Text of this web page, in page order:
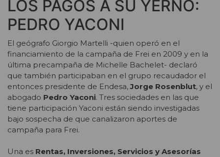
LOS PAGOS A SU YERNO:
PEDRO YACONI
El geógrafo Giorgio Martelli -quien operó en el
financiamiento de la campaña de Frei en 2009 y en la
última precampaña de Michelle Bachelet- declaró
que también participaban en el grupo recaudador el
entonces presidente de Endesa,Jorge Rosenblut, y el
abogado Pedro Yaconi. Tres sociedades en las que
tiene participación Yaconi están siendo investigadas
bajo sospecha de que canalizaron aportes de
campaña para Frei.
Una es Rentas, Inversiones, Servicios y Asesorías